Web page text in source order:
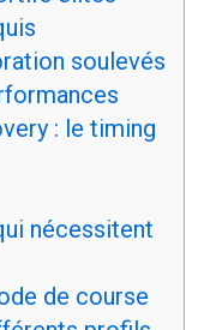
soulevés
: le timing
nécessitent
de course